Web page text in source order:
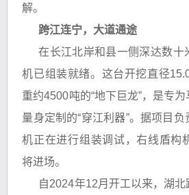
解。
跨江连宁，大道通途
在长江北岸和县一侧深达数十
机已组装就绪。这台开挖直径
重约4500吨的“地下巨龙”，是专
量身定制的“穿江利器”。据项目
机正在进行组装调试，右线盾构
将进场。
自2024年12月开工以来，湖